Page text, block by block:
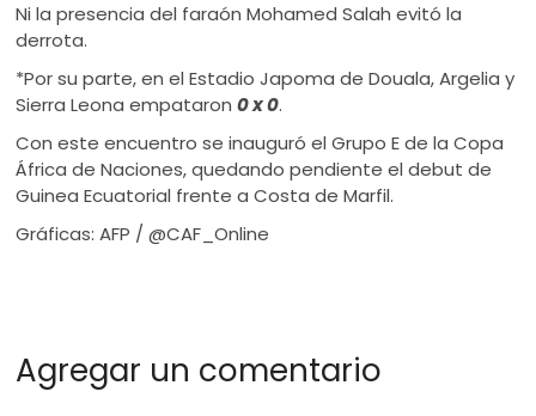
Ni la presencia del faraón Mohamed Salah evitó la
derrota.
*Por su parte, en el Estadio Japoma de Douala, Argelia y
Sierra Leona empataron0 x 0.
Con este encuentro se inauguró el Grupo E de la Copa
África de Naciones, quedando pendiente el debut de
Guinea Ecuatorial frente a Costa de Marfil.
Gráficas: AFP / @CAF_Online
Agregar un comentario